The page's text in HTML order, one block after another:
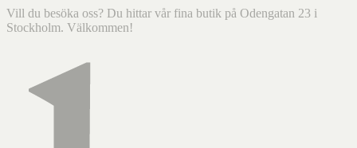
Vill du besöka oss? Du hittar vår fina butik på Odengatan 23 i
Stockholm. Välkommen!